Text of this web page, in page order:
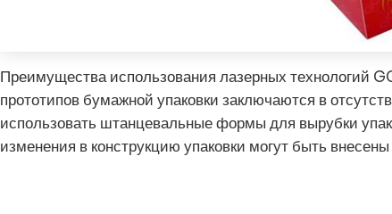
Преимущества использования лазерных технологий
прототипов бумажной упаковки заключаются в
использовать штанцевальные формы для вырубки
изменения в конструкцию упаковки могут быть